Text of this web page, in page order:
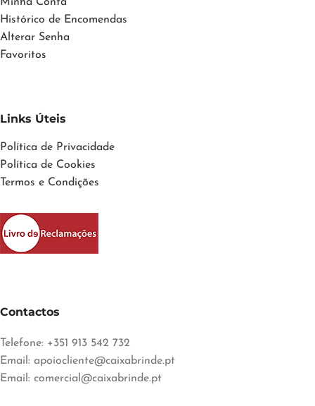
Histórico de Encomendas
Alterar Senha
Favoritos
Links Úteis
Política de Privacidade
Política de Cookies
Termos e Condições
Contactos
Telefone: +351 913 542 732
Email: apoiocliente@caixabrinde.pt
Email: comercial@caixabrinde.pt